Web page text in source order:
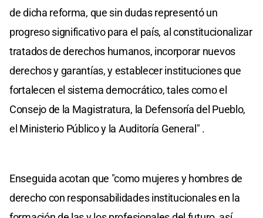
de dicha reforma, que sin dudas representó un
progreso significativo para el país, al constitucionalizar
tratados de derechos humanos, incorporar nuevos
derechos y garantías, y establecer instituciones que
fortalecen el sistema democrático, tales como el
Consejo de la Magistratura, la Defensoría del Pueblo,
el Ministerio Público y la Auditoría General" .
Enseguida acotan que "como mujeres y hombres de
derecho con responsabilidades institucionales en la